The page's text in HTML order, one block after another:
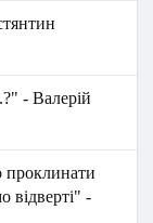
- Валерій
проклинати
відверті" -